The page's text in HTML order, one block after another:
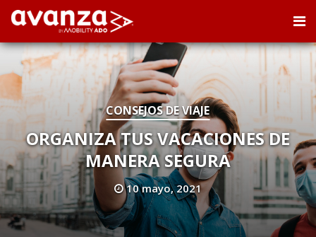
CONSEJOS DE VIAJE
ORGANIZA TUS VACACIONES DE
MANERA SEGURA
10 mayo, 2021